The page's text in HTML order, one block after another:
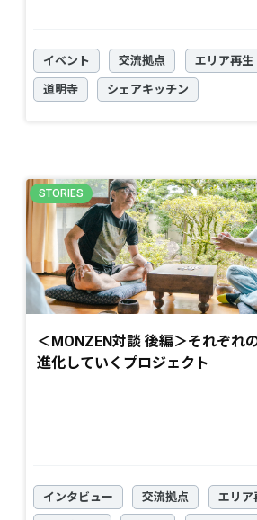
イベント 交流拠点 エリア再生
道明寺 シェアキッチン
＜MONZEN対談 後編＞それぞれ
進化していくプロジェクト
インタビュー 交流拠点 エリア